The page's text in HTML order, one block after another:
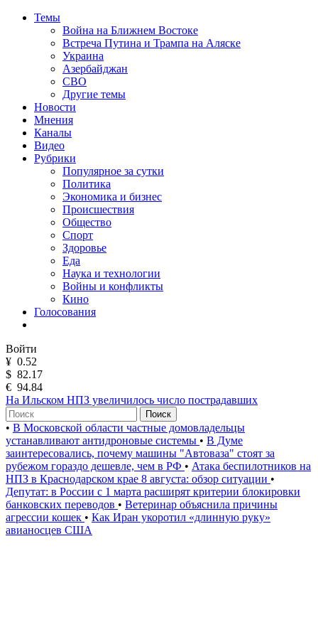
Темы
Война на Ближнем Востоке
Встреча Путина и Трампа на Аляске
Украина
Азербайджан
СВО
Другие темы
Новости
Мнения
Каналы
Видео
Рубрики
Популярное за сутки
Политика
Экономика и бизнес
Происшествия
Общество
Спорт
Здоровье
Еда
Наука и технологии
Войны и конфликты
Кино
Голосования
Войти
¥ 0.52
$ 82.17
€ 94.84
На Ильском НПЗ увеличилось число пострадавших
Поиск
• В Московской области частные домовладельцы
устанавливают антидроновые системы • В Думе
заинтересовались, почему машины "Автоваза" стоят за
рубежом гораздо дешевле, чем в РФ • Атака беспилотников на
НПЗ в Краснодарском крае 8 августа: обзор ситуации •
Депутат: в России с 1 марта расширят критерии блокировки
банковских переводов • Ветеринар объяснила причины
агрессии кошек • Как Иран укоротил «длинную руку»
авианосцев США